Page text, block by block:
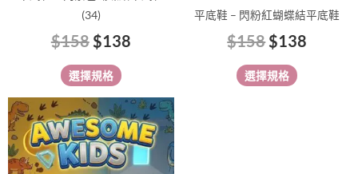
(34)
$158$138
選擇規格
頁
面
選
擇
選
項
平底鞋 – 閃粉紅蝴蝶結平底鞋
$158$138
選擇規格
面
選
擇
選
此
產
品
有